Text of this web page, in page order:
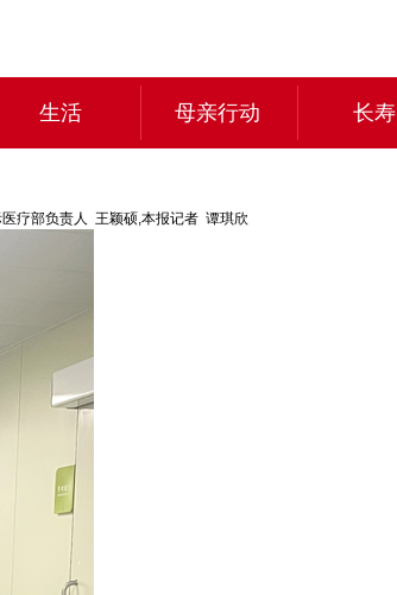
生活 母亲行动 长寿
疗部负责人 王颖硕,本报记者 谭琪欣